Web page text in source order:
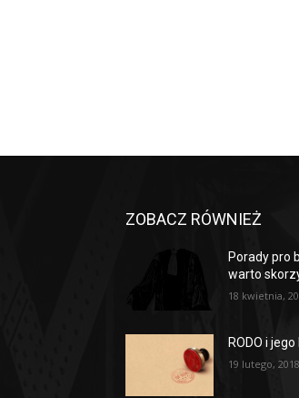
ZOBACZ RÓWNIEŻ
Porady pro
warto
18 kwietnia,
RODO i
19 lutego, 2018